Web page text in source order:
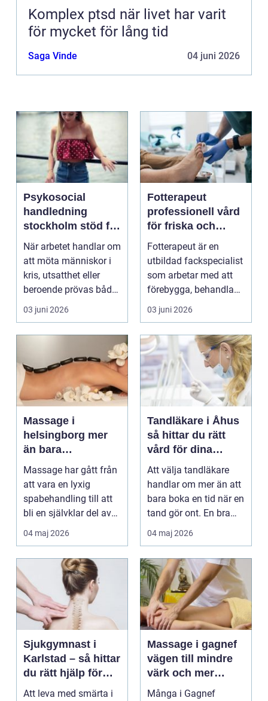
Komplex ptsd när livet har varit
för mycket för lång tid
Saga Vinde 04 juni 2026
Psykosocial
handledning
stockholm stöd för
hållbart arbete
med människor
När arbetet handlar om
att möta människor i
kris, utsatthet eller
beroende prövas både
yrkesrollen o...
03 juni 2026
Fotterapeut
professionell vård
för friska och
starkare fötter
Fotterapeut är en
utbildad fackspecialist
som arbetar med att
förebygga, behandla
och lindra problem...
03 juni 2026
Massage i
helsingborg mer
än bara
avkoppling
Massage har gått från
att vara en lyxig
spabehandling till att
bli en självklar del av
mångas vardag...
04 maj 2026
Tandläkare i Åhus
så hittar du rätt
vård för dina
tänder
Att välja tandläkare
handlar om mer än att
bara boka en tid när en
tand gör ont. En bra
tandvårdskli...
04 maj 2026
Sjukgymnast i
Karlstad – så hittar
du rätt hjälp för
smärta och rehab
Att leva med smärta i
Massage i gagnef
vägen till mindre
värk och mer
vardagsenergi
Många i Gagnef